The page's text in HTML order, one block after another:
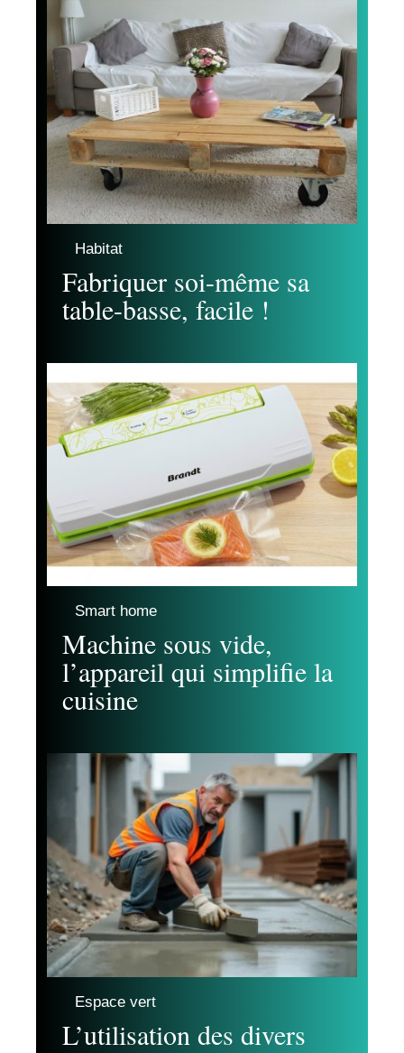
Habitat
Fabriquer soi-même sa
table-basse, facile !
Smart home
Machine sous vide,
l’appareil qui simplifie la
cuisine
Espace vert
L’utilisation des divers